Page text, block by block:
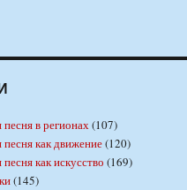
песня в регионах(107)
песня как движение(120)
как искусство (169)
(145)